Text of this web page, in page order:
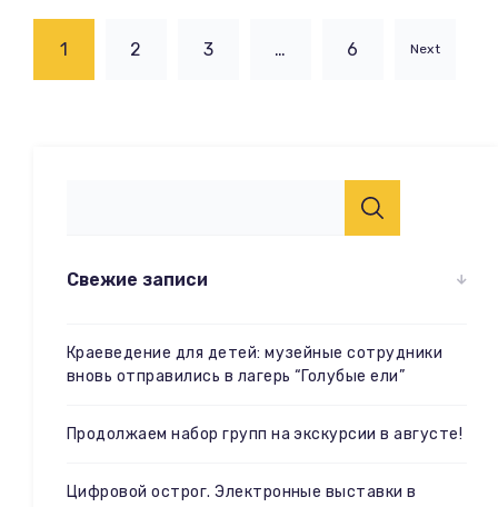
1 2 3 … 6 Next
Свежие записи
Краеведение для детей: музейные сотрудники
вновь отправились в лагерь “Голубые ели”
Продолжаем набор групп на экскурсии в августе!
Цифровой острог. Электронные выставки в